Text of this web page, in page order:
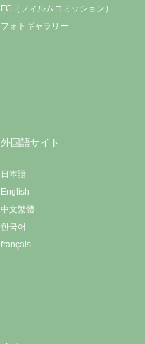
FC（フィルムコミッション）
フォトギャラリー
外国語サイト
日本語
English
中文繁體
한국어
français